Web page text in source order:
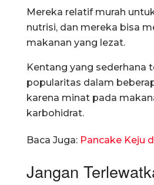
Mereka relatif murah
nutrisi, dan mereka bisa
makanan yang lezat.
Kentang yang sederhana
popularitas dalam
karena minat pada
karbohidrat.
Baca Juga: Pancake Keju
Jangan